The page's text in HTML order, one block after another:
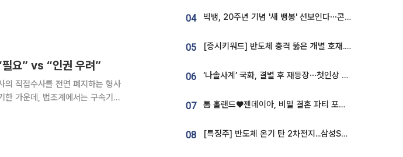
요” vs “인권 우려”
한 가운데, 법조계에서는 구속기간
04 빅뱅, 20주년 기념 '새 뱅봉' 선보인다⋯콘서트 앞두고 팝업 개최
05 [증시키워드] 반도체 충격 뚫은 개별 호재...포스코퓨처엠·에코프로·한화솔루션 '눈길'
06 ‘나솔사계’ 국화, 결별 후 재등장⋯첫인상 투표 휩쓸고 ‘인기녀’ 등극
07 톰 홀랜드♥젠데이아, 비밀 결혼 파티 포착⋯호텔 대관비만 9억
08 [특징주] 반도체 온기 탄 2차전지...삼성SDI, 장 초반 7% 넘게 껑충